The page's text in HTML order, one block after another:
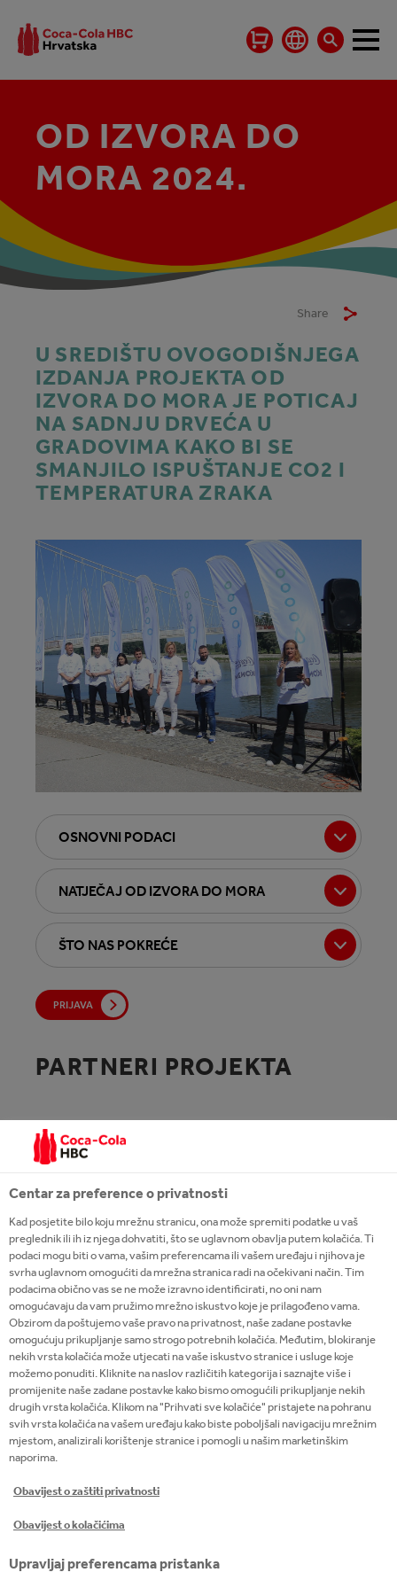
OD IZVORA DO
MORA 2024.
Share
U SREDIŠTU OVOGODIŠNJEGA
IZDANJA PROJEKTA OD
IZVORA DO MORA JE POTICAJ
NA SADNJU DRVEĆA U
GRADOVIMA KAKO BI SE
SMANJILO ISPUŠTANJE CO2 I
TEMPERATURA ZRAKA
OSNOVNI PODACI
NATJEČAJ OD IZVORA DO MORA
ŠTO NAS POKREĆE
PRIJAVA
PARTNERI PROJEKTA
Centar za preference o privatnosti
Kad posjetite bilo koju mrežnu stranicu, ona može spremiti podatke u vaš
preglednik ili ih iz njega dohvatiti, što se uglavnom obavlja putem kolačića. Ti
podaci mogu biti o vama, vašim preferencama ili vašem uređaju i njihova je
svrha uglavnom omogućiti da mrežna stranica radi na očekivani način. Tim
podacima obično vas se ne može izravno identificirati, no oni nam
omogućavaju da vam pružimo mrežno iskustvo koje je prilagođeno vama.
Obzirom da poštujemo vaše pravo na privatnost, naše zadane postavke
omogućuju prikupljanje samo strogo potrebnih kolačića. Međutim, blokiranje
nekih vrsta kolačića može utjecati na vaše iskustvo stranice i usluge koje
možemo ponuditi. Kliknite na naslov različitih kategorija i saznajte više i
promijenite naše zadane postavke kako bismo omogućili prikupljanje nekih
drugih vrsta kolačića. Klikom na "Prihvati sve kolačiće" pristajete na pohranu
svih vrsta kolačića na vašem uređaju kako biste poboljšali navigaciju mrežnim
mjestom, analizirali korištenje stranice i pomogli u našim marketinškim
naporima.
Obavijest o zaštiti privatnosti
Obavijest o kolačićima
Upravljaj preferencama pristanka